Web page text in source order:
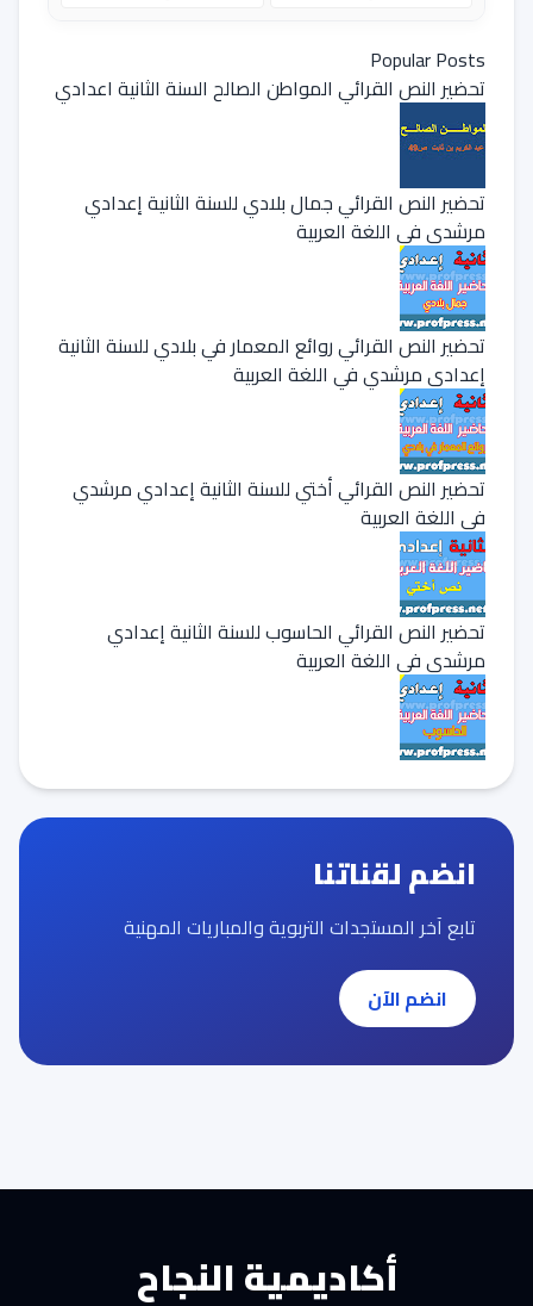
Popular Posts
تحضير النص القرائي المواطن الصالح السنة الثانية اعدادي
تحضير النص القرائي جمال بلادي للسنة الثانية إعدادي
مرشدي في اللغة العربية
تحضير النص القرائي روائع المعمار في بلادي للسنة الثانية
إعدادي مرشدي في اللغة العربية
تحضير النص القرائي أختي للسنة الثانية إعدادي مرشدي
في اللغة العربية
تحضير النص القرائي الحاسوب للسنة الثانية إعدادي
مرشدي في اللغة العربية
انضم لقناتنا
تابع آخر المستجدات التربوية والمباريات المهنية
انضم الآن
أكاديمية النجاح